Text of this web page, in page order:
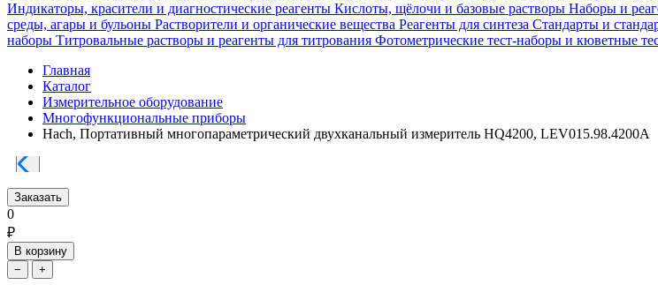
Индикаторы, красители и диагностические реагенты Кислоты, щёлочи и базовые растворы Наборы и
среды, агары и бульоны Растворители и органические вещества Реагенты для синтеза Стандарты и
наборы Титровальные растворы и реагенты для титрования Фотометрические тест-наборы и кюветные
Главная
Каталог
Измерительное оборудование
Многофункциональные приборы
Hach, Портативный многопараметрический двухканальный измеритель HQ4200, LEV015.98.4200A
Заказать
0
₽
В корзину
−
+